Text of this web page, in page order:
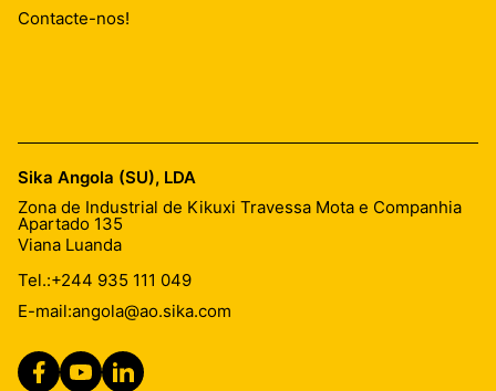
Contacte-nos!
Sika Angola (SU), LDA
Zona de Industrial de Kikuxi Travessa Mota e Companhia
Apartado 135
Viana Luanda
Tel.:+244 935 111 049
E-mail:angola@ao.sika.com